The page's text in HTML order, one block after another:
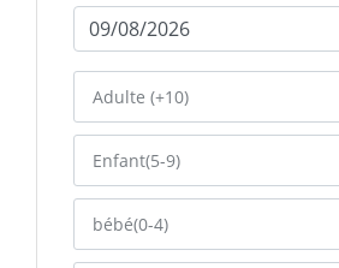
Adulte (+10)
Enfant(5-9)
bébé(0-4)